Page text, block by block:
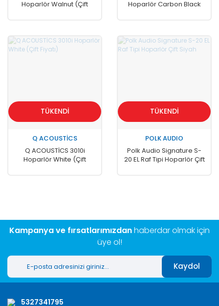
Hoparlör Walnut (Çift
Hoparlör Carbon Black
TÜKENDİ
Q ACOUSTİCS
Q ACOUSTİCS 3010i
Hoparlör White (Çift
TÜKENDİ
POLK AUDIO
Polk Audio Signature S-
20 EL Raf Tipi Hoparlör Çift
Kampanya ve fırsatlarımızdanhaberdar olmak için
üye ol!
Kaydol
5327341795